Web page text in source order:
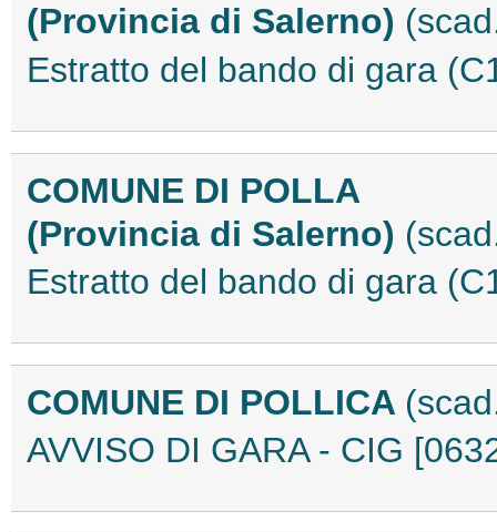
(Provincia di Salerno)
Estratto del bando di gara
COMUNE DI POLLA
(Provincia di Salerno)
Estratto del bando di gara
COMUNE DI POLLICA
AVVISO DI GARA - CIG